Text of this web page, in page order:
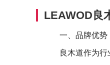
LEAWOD良
一、品牌优势
良木道作为